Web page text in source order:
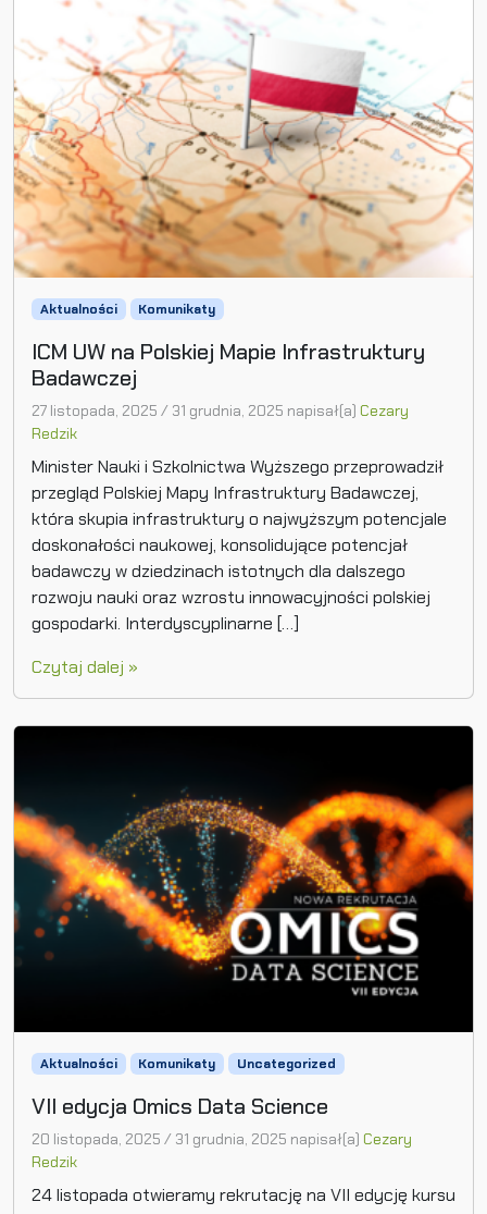
Aktualności Komunikaty
ICM UW na Polskiej Mapie Infrastruktury
Badawczej
27 listopada, 2025 / 31 grudnia, 2025 napisał(a) Cezary
Redzik
Minister Nauki i Szkolnictwa Wyższego przeprowadził
przegląd Polskiej Mapy Infrastruktury Badawczej,
która skupia infrastruktury o najwyższym potencjale
doskonałości naukowej, konsolidujące potencjał
badawczy w dziedzinach istotnych dla dalszego
rozwoju nauki oraz wzrostu innowacyjności polskiej
gospodarki. Interdyscyplinarne […]
Czytaj dalej »
Aktualności Komunikaty Uncategorized
VII edycja Omics Data Science
20 listopada, 2025 / 31 grudnia, 2025 napisał(a) Cezary
Redzik
24 listopada otwieramy rekrutację na VII edycję kursu